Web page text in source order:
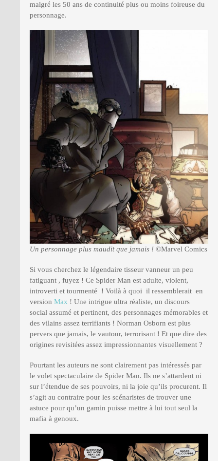
malgré les 50 ans de continuité plus ou moins foireuse du
personnage.
Un personnage plus maudit que jamais ! ©Marvel Comics
Si vous cherchez le légendaire tisseur vanneur un peu
fatiguant , fuyez ! Ce Spider Man est adulte, violent,
introverti et tourmenté ! Voilà à quoi il ressemblerait en
version Max ! Une intrigue ultra réaliste, un discours
social assumé et pertinent, des personnages mémorables et
des vilains assez terrifiants ! Norman Osborn est plus
pervers que jamais, le vautour, terrorisant ! Et que dire des
origines revisitées assez impressionnantes visuellement ?
Pourtant les auteurs ne sont clairement pas intéressés par
le volet spectaculaire de Spider Man. Ils ne s’attardent ni
sur l’étendue de ses pouvoirs, ni la joie qu’ils procurent. Il
s’agit au contraire pour les scénaristes de trouver une
astuce pour qu’un gamin puisse mettre à lui tout seul la
mafia à genoux.